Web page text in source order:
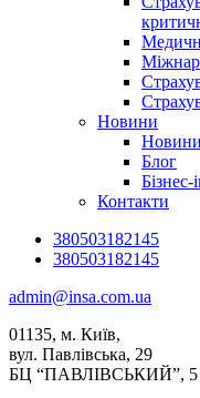
Новини
Новини
Блог
Бізнес-
Контакти
380503182145
380503182145
admin@insa.com.ua
01135, м. Київ,
вул. Павлівська, 29
БЦ “ПАВЛІВСЬКИЙ”, 5